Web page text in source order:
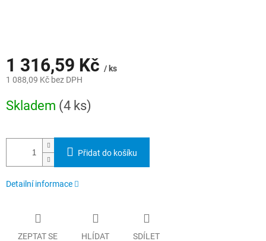
1 316,59 Kč / ks
1 088,09 Kč bez DPH
cena:
Skladem (4 ks)
Přidat do košíku
Detailní informace
ZEPTAT SE HLÍDAT SDÍLET